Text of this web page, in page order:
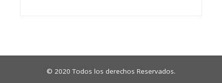
© 2020 Todos los derechos Reservados.